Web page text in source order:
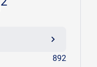
892